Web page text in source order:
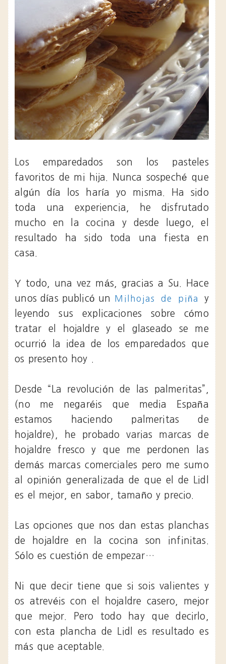
Los emparedados son los pasteles
favoritos de mi hija. Nunca sospeché que
algún día los haría yo misma. Ha sido
toda una experiencia, he disfrutado
mucho en la cocina y desde luego, el
resultado ha sido toda una fiesta en
casa.
Y todo, una vez más, gracias a Su. Hace
unos días publicó un
Milhojas de piña y
leyendo sus explicaciones sobre cómo
tratar el hojaldre y el glaseado se me
ocurrió la idea de los emparedados que
os presento hoy .
Desde “La revolución de las palmeritas”,
(no me negaréis que media España
estamos haciendo palmeritas de
hojaldre), he probado varias marcas de
hojaldre fresco y que me perdonen las
demás marcas comerciales pero me sumo
al opinión generalizada de que el de Lidl
es el mejor, en sabor, tamaño y precio.
Las opciones que nos dan estas planchas
de hojaldre en la cocina son infinitas.
Sólo es cuestión de empezar…
Ni que decir tiene que si sois valientes y
os atrevéis con el hojaldre casero, mejor
que mejor. Pero todo hay que decirlo,
con esta plancha de Lidl es resultado es
más que aceptable.